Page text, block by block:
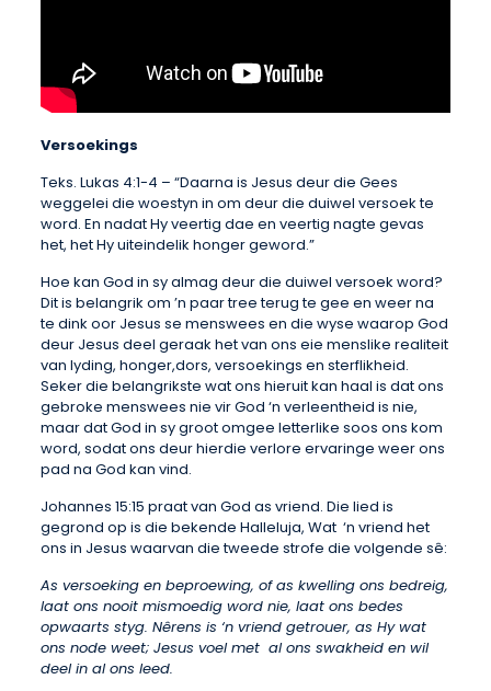
Versoekings
Teks. Lukas 4:1-4 – “Daarna is Jesus deur die Gees
weggelei die woestyn in om deur die duiwel versoek te
word. En nadat Hy veertig dae en veertig nagte gevas
het, het Hy uiteindelik honger geword.”
Hoe kan God in sy almag deur die duiwel versoek word?
Dit is belangrik om ’n paar tree terug te gee en weer na
te dink oor Jesus se menswees en die wyse waarop God
deur Jesus deel geraak het van ons eie menslike realiteit
van lyding, honger,dors, versoekings en sterflikheid.
Seker die belangrikste wat ons hieruit kan haal is dat ons
gebroke menswees nie vir God ‘n verleentheid is nie,
maar dat God in sy groot omgee letterlike soos ons kom
word, sodat ons deur hierdie verlore ervaringe weer ons
pad na God kan vind.
Johannes 15:15 praat van God as vriend. Die lied is
gegrond op is die bekende Halleluja, Wat ‘n vriend het
ons in Jesus waarvan die tweede strofe die volgende sê:
As versoeking en beproewing, of as kwelling ons bedreig,
laat ons nooit mismoedig word nie, laat ons bedes
opwaarts styg. Nêrens is ‘n vriend getrouer, as Hy wat
ons node weet; Jesus voel met al ons swakheid en wil
deel in al ons leed.